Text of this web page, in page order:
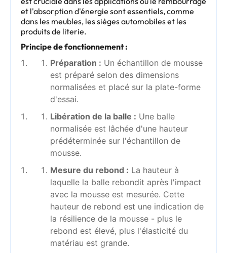
et l'absorption d'énergie sont essentiels, comme
dans les meubles, les sièges automobiles et les
produits de literie.
Principe de fonctionnement :
Préparation : Un échantillon de mousse
est préparé selon des dimensions
normalisées et placé sur la plate-forme
d'essai.
Libération de la balle : Une balle
normalisée est lâchée d'une hauteur
prédéterminée sur l'échantillon de
mousse.
Mesure du rebond : La hauteur à
laquelle la balle rebondit après l'impact
avec la mousse est mesurée. Cette
hauteur de rebond est une indication de
la résilience de la mousse - plus le
rebond est élevé, plus l'élasticité du
matériau est grande.